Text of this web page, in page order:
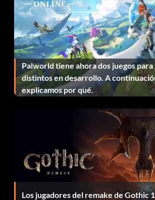
Objetivo: Suerte ciega - Mata a uno de
infantería enemigo usando fuego ciego.
Capitán del barco
Objetivo: Capitán del barco - Destruye
Olvidé mi cable de remolque
Objetivo: Olvidé mi cable de remolque -
las piernas de un arconte
Palworld tiene ahora dos juegos
distintos en desarrollo. A
explicamos por qué.
Los jugadores del remake de Gothic